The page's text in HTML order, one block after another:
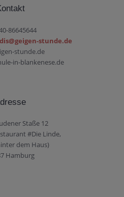
86645644
stunde.de
stunde.de
in-blankenese.de
Staße 12
#Die Linde,
dem Haus)
Hamburg